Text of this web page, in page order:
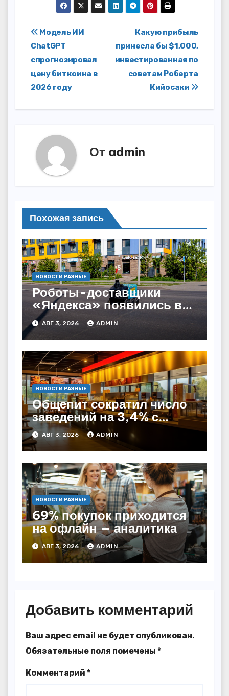
Навигация
по
записям
Какую прибыль
принесла бы $1,000,
инвестированная по
советам Роберта
Кийосаки
Модель ИИ
ChatGPT
спрогнозировал
цену биткоина в
2026 году
От admin
Похожая запись
НОВОСТИ РАЗНЫЕ
Роботы-доставщики
«Яндекса» появились в
Казахстане
АВГ 3, 2026 ADMIN
НОВОСТИ РАЗНЫЕ
Общепит сократил число
заведений на 3,4% с
начала года — INFOLine
АВГ 3, 2026 ADMIN
НОВОСТИ РАЗНЫЕ
69% покупок приходится
на офлайн — аналитика
АВГ 3, 2026 ADMIN
Добавить комментарий
Ваш адрес email не будет опубликован.
Обязательные поля помечены *
Комментарий *